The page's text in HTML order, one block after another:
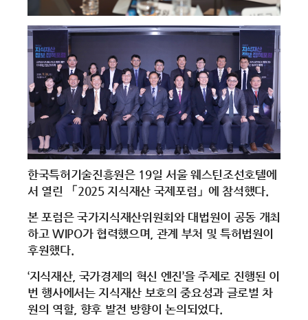
한국특허기술진흥원은 19일 서울 웨스틴조선호텔에
서 열린 「2025 지식재산 국제포럼」에 참석했다.
본 포럼은 국가지식재산위원회와 대법원이 공동 개최
하고 WIPO가 협력했으며, 관계 부처 및 특허법원이
후원했다.
‘지식재산, 국가경제의 혁신 엔진’을 주제로 진행된 이
번 행사에서는 지식재산 보호의 중요성과 글로벌 차
원의 역할, 향후 발전 방향이 논의되었다.